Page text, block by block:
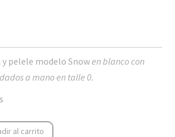
pelele modelo Snowen blanco con
a mano en talle 0.
al carrito